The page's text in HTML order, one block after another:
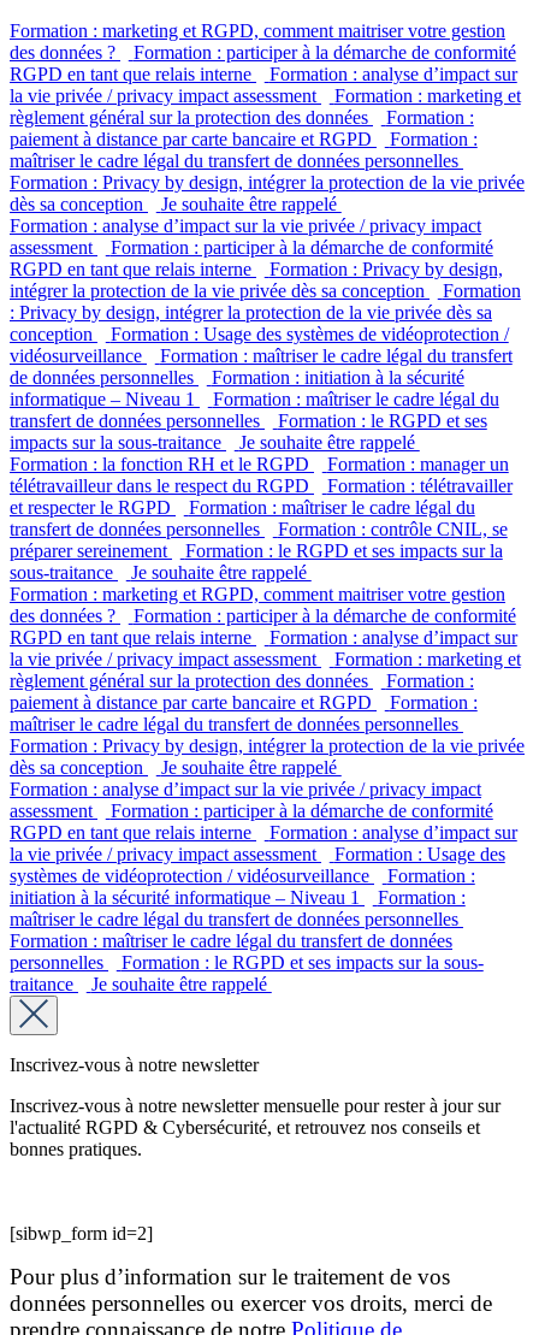
Formation : marketing et RGPD, comment maitriser votre gestion
des données ?
Formation : participer à la démarche de conformité
RGPD en tant que relais interne
Formation : analyse d’impact sur
la vie privée / privacy impact assessment
Formation : marketing et
règlement général sur la protection des données
Formation :
paiement à distance par carte bancaire et RGPD
Formation :
maîtriser le cadre légal du transfert de données personnelles
Formation : Privacy by design, intégrer la protection de la vie privée
dès sa conception
Je souhaite être rappelé
Formation : analyse d’impact sur la vie privée / privacy impact
assessment
Formation : participer à la démarche de conformité
RGPD en tant que relais interne
Formation : Privacy by design,
intégrer la protection de la vie privée dès sa conception
Formation
: Privacy by design, intégrer la protection de la vie privée dès sa
conception
Formation : Usage des systèmes de vidéoprotection /
vidéosurveillance
Formation : maîtriser le cadre légal du transfert
de données personnelles
Formation : initiation à la sécurité
informatique – Niveau 1
Formation : maîtriser le cadre légal du
transfert de données personnelles
Formation : le RGPD et ses
impacts sur la sous-traitance
Je souhaite être rappelé
Formation : la fonction RH et le RGPD
Formation : manager un
télétravailleur dans le respect du RGPD
Formation : télétravailler
et respecter le RGPD
Formation : maîtriser le cadre légal du
transfert de données personnelles
Formation : contrôle CNIL, se
préparer sereinement
Formation : le RGPD et ses impacts sur la
sous-traitance
Je souhaite être rappelé
Formation : marketing et RGPD, comment maitriser votre gestion
des données ?
Formation : participer à la démarche de conformité
RGPD en tant que relais interne
Formation : analyse d’impact sur
la vie privée / privacy impact assessment
Formation : marketing et
règlement général sur la protection des données
Formation :
paiement à distance par carte bancaire et RGPD
Formation :
maîtriser le cadre légal du transfert de données personnelles
Formation : Privacy by design, intégrer la protection de la vie privée
dès sa conception
Je souhaite être rappelé
Formation : analyse d’impact sur la vie privée / privacy impact
assessment
Formation : participer à la démarche de conformité
RGPD en tant que relais interne
Formation : analyse d’impact sur
la vie privée / privacy impact assessment
Formation : Usage des
systèmes de vidéoprotection / vidéosurveillance
Formation :
initiation à la sécurité informatique – Niveau 1
Formation :
maîtriser le cadre légal du transfert de données personnelles
Formation : maîtriser le cadre légal du transfert de données
personnelles
Formation : le RGPD et ses impacts sur la sous-
traitance
Je souhaite être rappelé
Inscrivez-vous à notre newsletter
Inscrivez-vous à notre newsletter mensuelle pour rester à jour sur
l'actualité RGPD & Cybersécurité, et retrouvez nos conseils et
bonnes pratiques.
[sibwp_form id=2]
Pour plus d’information sur le traitement de vos
données personnelles ou exercer vos droits, merci de
prendre connaissance de notre Politique de